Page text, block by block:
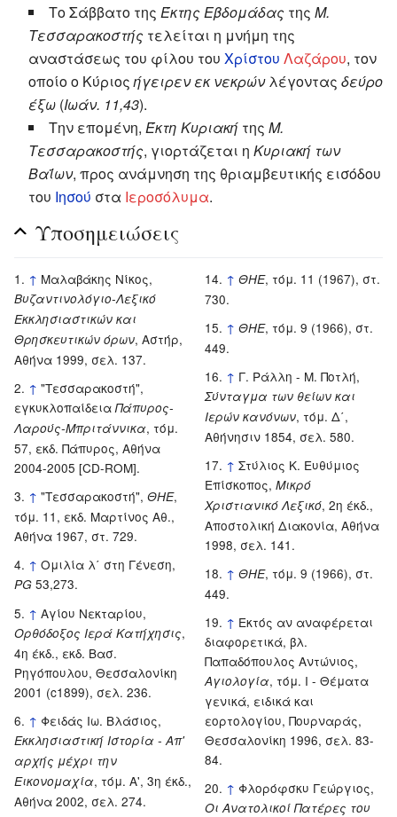
Το Σάββατο της Έκτης Εβδομάδας της Μ.
Τεσσαρακοστής τελείται η μνήμη της
αναστάσεως του φίλου του Χρίστου Λαζάρου, τον
οποίο ο Κύριοςήγειρεν εκ νεκρώνλέγοντας δεύρο
έξω (Ιωάν. 11,43).
Την επομένη, Έκτη Κυριακή της Μ.
Τεσσαρακοστής, γιορτάζεται η Κυριακή των
Βαΐων, προς ανάμνηση της θριαμβευτικής εισόδου
του Ιησού στα Ιεροσόλυμα.
Υποσημειώσεις
↑ Μαλαβάκης Νίκος,
Βυζαντινολόγιο-Λεξικό
Εκκλησιαστικών και
Θρησκευτικών όρων, Αστήρ,
Αθήνα 1999, σελ. 137.
↑ "Τεσσαρακοστή",
εγκυκλοπαίδεια Πάπυρος-
Λαρούς-Μπριτάννικα, τόμ.
57, εκδ. Πάπυρος, Αθήνα
2004-2005 [CD-ROM].
↑ "Τεσσαρακοστή", ΘΗΕ,
τόμ. 11, εκδ. Μαρτίνος Αθ.,
Αθήνα 1967, στ. 729.
↑ Ομιλία λ΄ στη Γένεση,
PG 53,273.
↑ Αγίου Νεκταρίου,
Ορθόδοξος Ιερά Κατήχησις,
4η έκδ., εκδ. Βασ.
Ρηγόπουλου, Θεσσαλονίκη
2001 (c1899), σελ. 236.
↑ Φειδάς Ιω. Βλάσιος,
Εκκλησιαστική Ιστορία - Απ'
αρχής μέχρι την
Εικονομαχία, τόμ. Α', 3η έκδ.,
Αθήνα 2002, σελ. 274.
↑ ΘΗΕ, τόμ. 11 (1967), στ.
730.
↑ ΘHE, τόμ. 9 (1966), στ.
449.
↑ Γ. Ράλλη - Μ. Ποτλή,
Σύνταγμα των θείων και
Ιερών κανόνων, τόμ. Δ΄,
Αθήνησιν 1854, σελ. 580.
↑ Στύλιος Κ. Ευθύμιος
Επίσκοπος,Μικρό
Χριστιανικό Λεξικό, 2η έκδ.,
Αποστολική Διακονία, Αθήνα
1998, σελ. 141.
↑ ΘHE, τόμ. 9 (1966), στ.
449.
↑ Εκτός αν αναφέρεται
διαφορετικά, βλ.
Παπαδόπουλος Αντώνιος,
Αγιολογία, τόμ. Ι - Θέματα
γενικά, ειδικά και
εορτολογίου, Πουρναράς,
Θεσσαλονίκη 1996, σελ. 83-
84.
↑ Φλορόφσκυ Γεώργιος,
Οι Ανατολικοί Πατέρες του